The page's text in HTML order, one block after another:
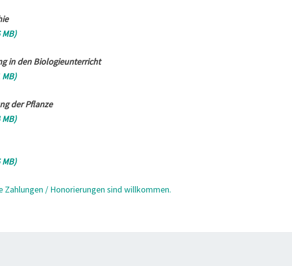
MB)
in den Biologieunterricht
MB)
der Pflanze
MB)
MB)
Zahlungen / Honorierungen sind willkommen.